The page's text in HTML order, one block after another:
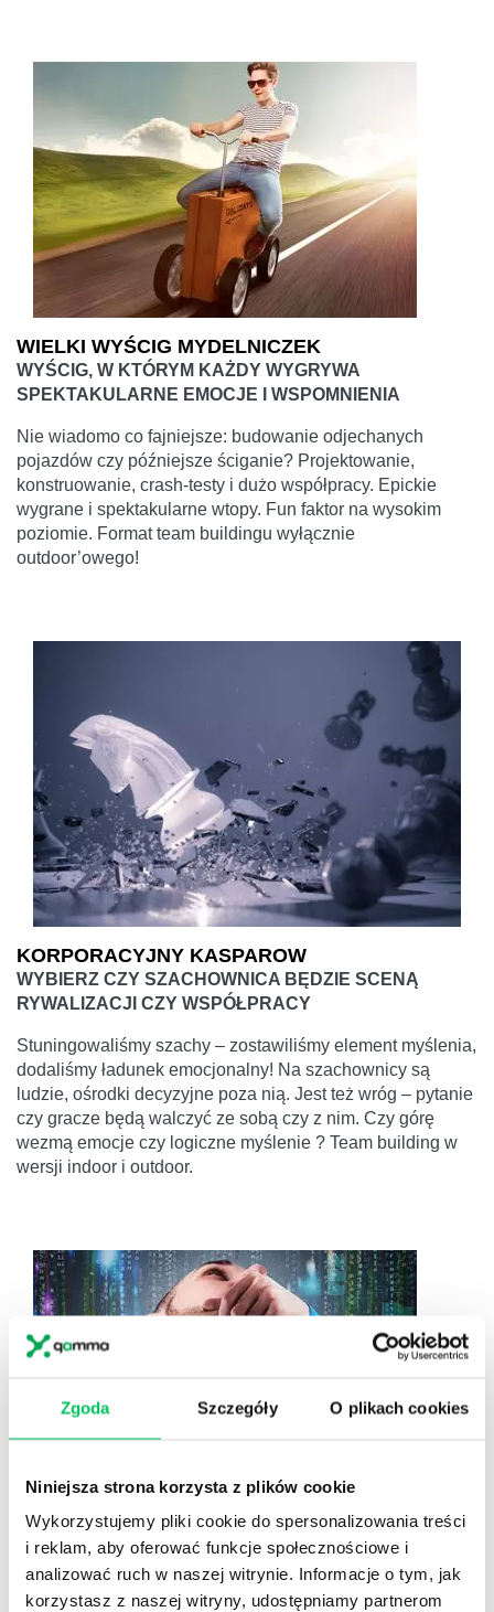
Zgoda Szczegóły O plikach cookies
Niniejsza strona korzysta z plików cookie
Wykorzystujemy pliki cookie do spersonalizowania treści
i reklam, aby oferować funkcje społecznościowe i
analizować ruch w naszej witrynie. Informacje o tym, jak
korzystasz z naszej witryny, udostępniamy partnerom
WIELKI WYŚCIG MYDELNICZEK
WYŚCIG, W KTÓRYM KAŻDY WYGRYWA
SPEKTAKULARNE EMOCJE I WSPOMNIENIA
Nie wiadomo co fajniejsze: budowanie odjechanych
pojazdów czy późniejsze ściganie? Projektowanie,
konstruowanie, crash-testy i dużo współpracy. Epickie
wygrane i spektakularne wtopy. Fun faktor na wysokim
poziomie. Format team buildingu wyłącznie
outdoor’owego!
KORPORACYJNY KASPAROW
WYBIERZ CZY SZACHOWNICA BĘDZIE SCENĄ
RYWALIZACJI CZY WSPÓŁPRACY
Stuningowaliśmy szachy – zostawiliśmy element myślenia,
dodaliśmy ładunek emocjonalny! Na szachownicy są
ludzie, ośrodki decyzyjne poza nią. Jest też wróg – pytanie
czy gracze będą walczyć ze sobą czy z nim. Czy górę
wezmą emocje czy logiczne myślenie ? Team building w
wersji indoor i outdoor.
AGENT X
RÓWNIE FAJNIE BYĆ PODWÓJNYM AGENTEM JAK
ŚLEDCZYM